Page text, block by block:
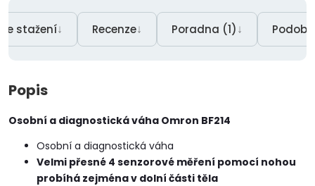
Ke stažení↓ Recenze↓ Poradna (1)↓
Popis
Osobní a diagnostická váha Omron BF214
Osobní a diagnostická váha
Velmi přesné 4 senzorové měření pomocí nohou
probíhá zejména v dolní části těla